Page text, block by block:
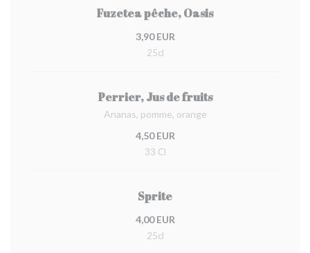
Fuzetea pêche, Oasis
3,90 EUR
25cl
Perrier, Jus de fruits
Ananas, pomme, orange
4,50 EUR
33 Cl
Sprite
4,00 EUR
25cl